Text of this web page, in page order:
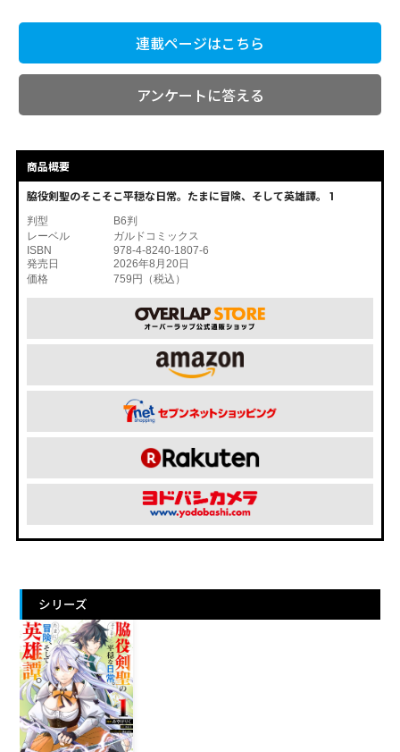
連載ページはこちら
アンケートに答える
商品概要
脇役剣聖のそこそこ平穏な日常。たまに冒険、そして英雄譚。 1
判型
B6判
レーベル
ガルドコミックス
ISBN
978-4-8240-1807-6
発売日
2026年8月20日
価格
759円（税込）
シリーズ